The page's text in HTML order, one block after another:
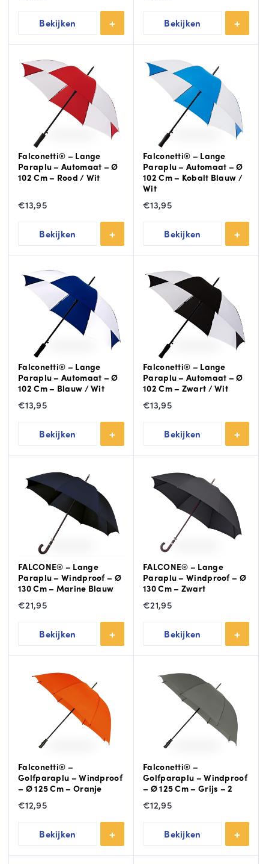
Bekijken Bekijken
Falconetti® – Lange
Paraplu – Automaat – Ø
102 Cm – Rood / Wit
€13,95
Bekijken
Falconetti® – Lange
Paraplu – Automaat – Ø
102 Cm – Kobalt Blauw /
Wit
€13,95
Bekijken
Falconetti® – Lange
Paraplu – Automaat – Ø
102 Cm – Blauw / Wit
€13,95
Bekijken
Falconetti® – Lange
Paraplu – Automaat – Ø
102 Cm – Zwart / Wit
€13,95
Bekijken
FALCONE® – Lange
Paraplu – Windproof – Ø
130 Cm – Marine Blauw
€21,95
Bekijken
FALCONE® – Lange
Paraplu – Windproof – Ø
130 Cm – Zwart
€21,95
Bekijken
Falconetti® –
Golfparaplu – Windproof
– Ø 125 Cm – Oranje
€12,95
Bekijken
Falconetti® –
Golfparaplu – Windproof
– Ø 125 Cm – Grijs – 2
€12,95
Bekijken